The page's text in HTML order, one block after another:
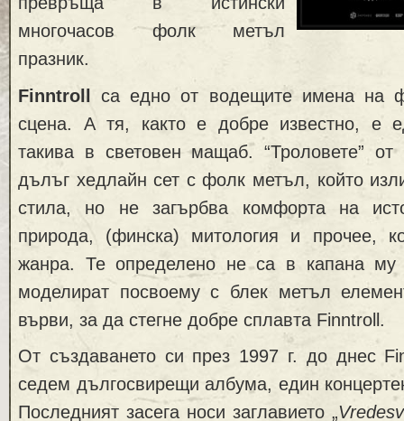
многочасов фолк метъл
празник.
Finntroll са едно от водещите имена на
сцена. А тя, както е добре известно, е
такива в световен мащаб. “Троловете”
дълъг хедлайн сет с фолк метъл, който
стила, но не загърбва комфорта на
природа, (финска) митология и прочее,
жанра. Те определено не са в капана му
моделират посвоему с блек метъл
върви, за да стегне добре сплавта Finntroll.
От създаването си през 1997 г. до днес
седем дългосвирещи албума, един
Последният засега носи заглавието „